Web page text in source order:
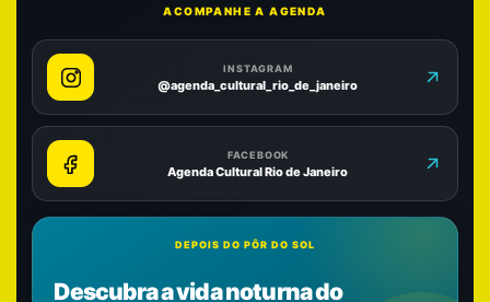
ACOMPANHE A AGENDA
INSTAGRAM
@agenda_cultural_rio_de_janeiro
FACEBOOK
Agenda Cultural Rio de Janeiro
DEPOIS DO PÔR DO SOL
Descubra a vida noturna do